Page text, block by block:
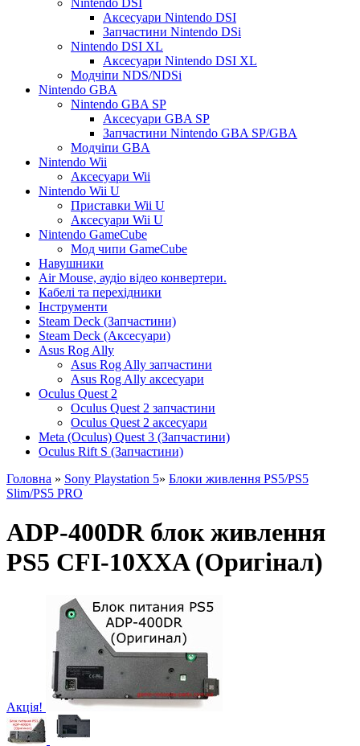
Аксесуари Nintendo DSI
Запчастини Nintendo DSi
Nintendo DSI XL
Аксесуари Nintendo DSI XL
Модчіпи NDS/NDSi
Nintendo GBA
Nintendo GBA SP
Аксесуари GBA SP
Запчастини Nintendo GBA SP/GBA
Модчіпи GBA
Nintendo Wii
Аксесуари Wii
Nintendo Wii U
Приставки Wii U
Аксесуари Wii U
Nintendo GameCube
Мод чипи GameCube
Навушники
Air Mouse, аудіо відео конвертери.
Кабелі та перехідники
Інструменти
Steam Deck (Запчастини)
Steam Deck (Аксесуари)
Asus Rog Ally
Asus Rog Ally запчастини
Asus Rog Ally аксесуари
Oculus Quest 2
Oculus Quest 2 запчастини
Oculus Quest 2 аксесуари
Meta (Oculus) Quest 3 (Запчастини)
Oculus Rift S (Запчастини)
Головна » Sony Playstation 5» Блоки живлення PS5/PS5
Slim/PS5 PRO
ADP-400DR блок живлення
PS5 CFI-10XXA (Оригінал)
Акція!